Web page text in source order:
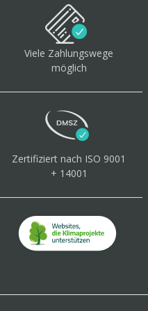
Viele Zahlungswege
möglich
Zertifiziert nach ISO 9001
+ 14001